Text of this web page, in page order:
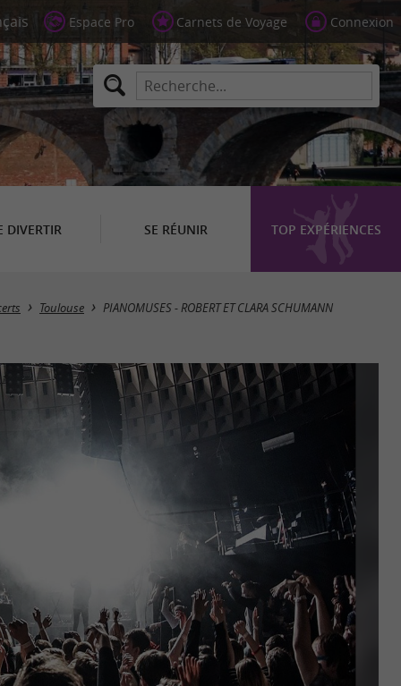
Espace Pro Carnets de Voyage Connexion
DIVERTIR SE RÉUNIR TOP EXPÉRIENCES
Toulouse PIANOMUSES - ROBERT ET CLARA SCHUMANN